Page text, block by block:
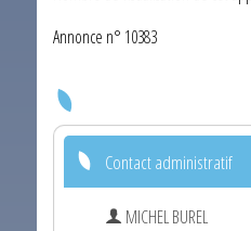
Annonce n° 10383
Contact administratif
MICHEL BUREL